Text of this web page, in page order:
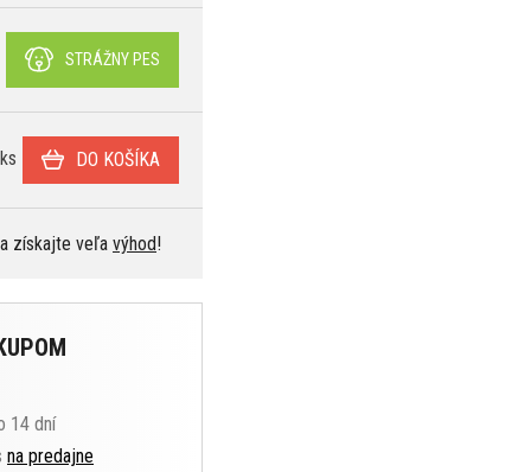
STRÁŽNY PES
ks DO KOŠÍKA
získajte veľa výhod!
14 dní
na predajne